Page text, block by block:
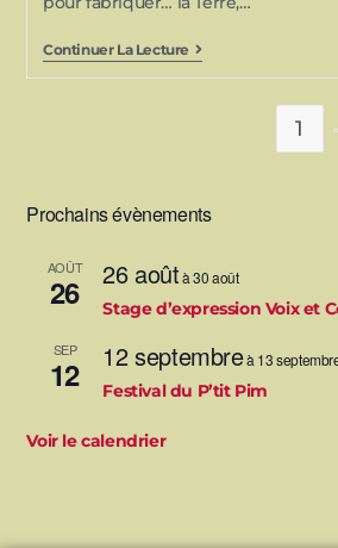
Continuer La Lecture
1
Prochains évènements
AOÛT
26 26 aoûtà30 août
Stage d’expression Voix et
SEP
12 12 septembreà 13
Festival du P’tit Pim
Voir le calendrier